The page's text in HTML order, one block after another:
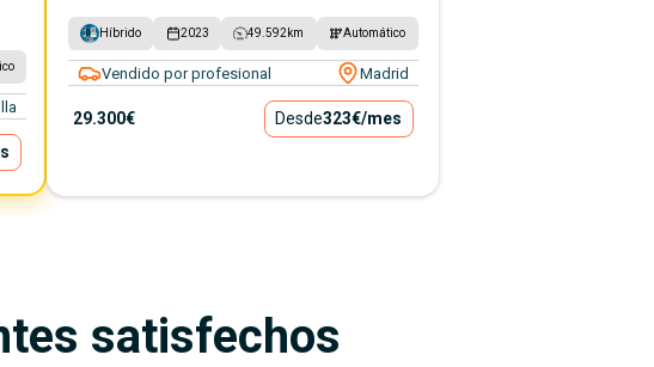
Híbrido 2023 49.592 km Automático
Vendido por profesional Madrid
29.300€ Desde323€/mes
satisfechos